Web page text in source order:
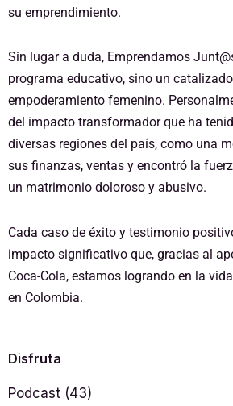
su emprendimiento.
Sin lugar a duda, Emprendamos
programa educativo, sino un
empoderamiento femenino.
del impacto transformador que ha
diversas regiones del país, como una
sus finanzas, ventas y encontró la
un matrimonio doloroso y abusivo.
Cada caso de éxito y testimonio
impacto significativo que, gracias al
Coca-Cola, estamos logrando en la
en Colombia.
Disfruta
Podcast (43)